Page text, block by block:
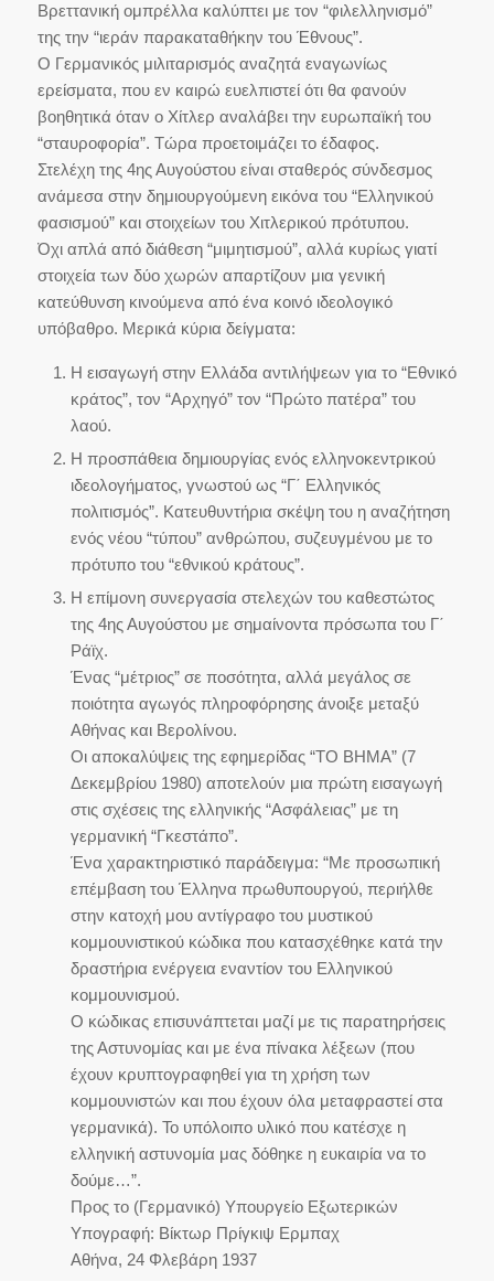
Βρεττανική ομπρέλλα καλύπτει με τον “φιλελληνισμό”
της την “ιεράν παρακαταθήκην του Έθνους”.
Ο Γερμανικός μιλιταρισμός αναζητά εναγωνίως
ερείσματα, που εν καιρώ ευελπιστεί ότι θα φανούν
βοηθητικά όταν ο Χίτλερ αναλάβει την ευρωπαϊκή του
“σταυροφορία”. Τώρα προετοιμάζει το έδαφος.
Στελέχη της 4ης Αυγούστου είναι σταθερός σύνδεσμος
ανάμεσα στην δημιουργούμενη εικόνα του “Ελληνικού
φασισμού” και στοιχείων του Χιτλερικού πρότυπου.
Όχι απλά από διάθεση “μιμητισμού”, αλλά κυρίως γιατί
στοιχεία των δύο χωρών απαρτίζουν μια γενική
κατεύθυνση κινούμενα από ένα κοινό ιδεολογικό
υπόβαθρο. Μερικά κύρια δείγματα:
Η εισαγωγή στην Ελλάδα αντιλήψεων για το “Εθνικό
κράτος”, τον “Αρχηγό” τον “Πρώτο πατέρα” του
λαού.
Η προσπάθεια δημιουργίας ενός ελληνοκεντρικού
ιδεολογήματος, γνωστού ως “Γ΄ Ελληνικός
πολιτισμός”. Κατευθυντήρια σκέψη του η αναζήτηση
ενός νέου “τύπου” ανθρώπου, συζευγμένου με το
πρότυπο του “εθνικού κράτους”.
Η επίμονη συνεργασία στελεχών του καθεστώτος
της 4ης Αυγούστου με σημαίνοντα πρόσωπα του Γ΄
Ράϊχ.
Ένας “μέτριος” σε ποσότητα, αλλά μεγάλος σε
ποιότητα αγωγός πληροφόρησης άνοιξε μεταξύ
Αθήνας και Βερολίνου.
Οι αποκαλύψεις της εφημερίδας “ΤΟ ΒΗΜΑ” (7
Δεκεμβρίου 1980) αποτελούν μια πρώτη εισαγωγή
στις σχέσεις της ελληνικής “Ασφάλειας” με τη
γερμανική “Γκεστάπο”.
Ένα χαρακτηριστικό παράδειγμα: “Με προσωπική
επέμβαση του Έλληνα πρωθυπουργού, περιήλθε
στην κατοχή μου αντίγραφο του μυστικού
κομμουνιστικού κώδικα που κατασχέθηκε κατά την
δραστήρια ενέργεια εναντίον του Ελληνικού
κομμουνισμού.
Ο κώδικας επισυνάπτεται μαζί με τις παρατηρήσεις
της Αστυνομίας και με ένα πίνακα λέξεων (που
έχουν κρυπτογραφηθεί για τη χρήση των
κομμουνιστών και που έχουν όλα μεταφραστεί στα
γερμανικά). Το υπόλοιπο υλικό που κατέσχε η
ελληνική αστυνομία μας δόθηκε η ευκαιρία να το
δούμε…”.
Προς το (Γερμανικό) Υπουργείο Εξωτερικών
Υπογραφή: Βίκτωρ Πρίγκιψ Ερμπαχ
Αθήνα, 24 Φλεβάρη 1937